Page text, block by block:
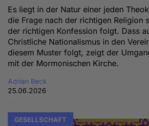
Es liegt in der Natur einer jeden
die Frage nach der richtigen Religion
der richtigen Konfession folgt. Dass
Christliche Nationalismus in den
diesem Muster folgt, zeigt der
mit der Mormonischen Kirche.
Adrian Beck
25.06.2026
GESELLSCHAFT